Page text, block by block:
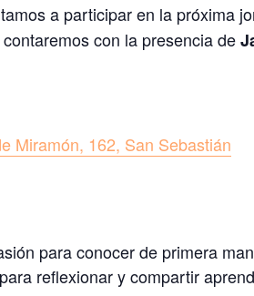
a participar en la próxima
con la presencia de
Miramón, 162, San Sebastián
para conocer de primera
reflexionar y compartir